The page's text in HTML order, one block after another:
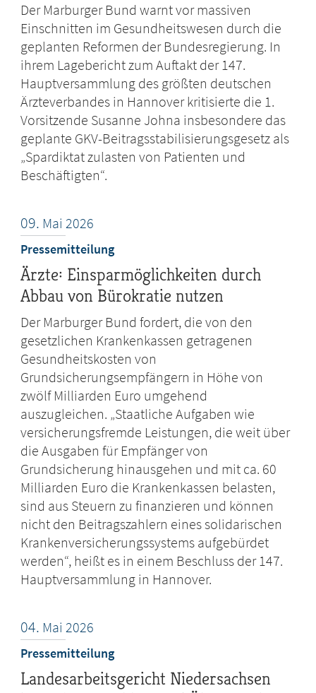
Der Marburger Bund warnt vor massiven
Einschnitten im Gesundheitswesen durch die
geplanten Reformen der Bundesregierung. In
ihrem Lagebericht zum Auftakt der 147.
Hauptversammlung des größten deutschen
Ärzteverbandes in Hannover kritisierte die 1.
Vorsitzende Susanne Johna insbesondere das
geplante GKV-Beitragsstabilisierungsgesetz als
„Spardiktat zulasten von Patienten und
Beschäftigten“.
09. Mai 2026
Pressemitteilung
Ärzte: Einsparmöglichkeiten durch
Abbau von Bürokratie nutzen
Der Marburger Bund fordert, die von den
gesetzlichen Krankenkassen getragenen
Gesundheitskosten von
Grundsicherungsempfängern in Höhe von
zwölf Milliarden Euro umgehend
auszugleichen. „Staatliche Aufgaben wie
versicherungsfremde Leistungen, die weit über
die Ausgaben für Empfänger von
Grundsicherung hinausgehen und mit ca. 60
Milliarden Euro die Krankenkassen belasten,
sind aus Steuern zu finanzieren und können
nicht den Beitragszahlern eines solidarischen
Krankenversicherungssystems aufgebürdet
werden“, heißt es in einem Beschluss der 147.
Hauptversammlung in Hannover.
04. Mai 2026
Pressemitteilung
Landesarbeitsgericht Niedersachsen